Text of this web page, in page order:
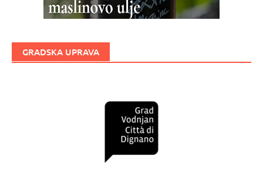
GRADSKA UPRAVA